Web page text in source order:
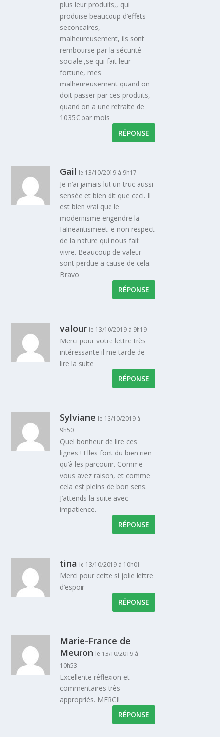
plus leur produits,, qui
produise beaucoup d’effets
secondaires,
malheureusement, ils sont
rembourse par la sécurité
sociale ,se qui fait leur
fortune, mes
malheureusement quand on
doit passer par ces produits,
quand on a une retraite de
1035€ par mois.
RÉPONSE
Gail le 13/10/2019 à 9h17
Je n’ai jamais lut un truc aussi
sensée et bien dit que ceci. Il
est bien vrai que le
modernisme engendre la
falneantismeet le non respect
de la nature qui nous fait
vivre. Beaucoup de valeur
sont perdue a cause de cela.
Bravo
RÉPONSE
valour le 13/10/2019 à 9h19
Merci pour votre lettre très
intéressante il me tarde de
lire la suite
RÉPONSE
Sylviane le 13/10/2019 à
9h50
Quel bonheur de lire ces
lignes ! Elles font du bien rien
qu’à les parcourir. Comme
vous avez raison, et comme
cela est pleins de bon sens.
J’attends la suite avec
impatience.
RÉPONSE
tina le 13/10/2019 à 10h01
Merci pour cette si jolie lettre
d’espoir
RÉPONSE
Marie-France de
Meuron le 13/10/2019 à
10h53
Excellente réflexion et
commentaires très
appropriés. MERCI!
RÉPONSE